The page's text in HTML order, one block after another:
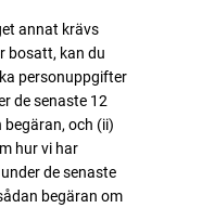
annat krävs
bosatt, kan du
personuppgifter
de senaste 12
och (ii)
hur vi har
de senaste
begäran om